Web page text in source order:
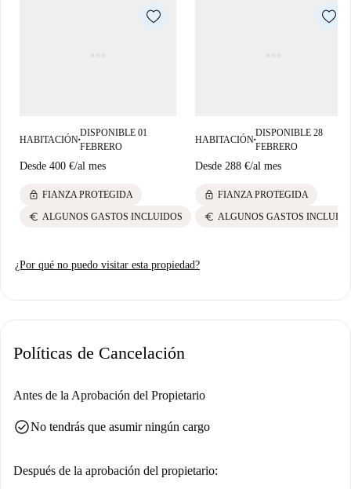
más destacadas se incluyen la parada de Tourswalking y el Monumento a
la Afición Valencianista. En las inmediaciones encontrará una variedad
HABITACIÓN■
DISPONIBLE 01
FEBRERO
Desde 400 €/al mes
lock FIANZA PROTEGIDA
euro ALGUNOS GASTOS INCLUIDOS
HABITACIÓN■
DISPONIBLE 28
FEBRERO
Desde 288 €/al mes
lock FIANZA PROTEGIDA
euro ALGUNOS GASTOS
¿Por qué no puedo visitar esta propiedad?
Políticas de Cancelación
Antes de la Aprobación del Propietario
check_circleNo tendrás que asumir ningún cargo
Después de la aprobación del propietario: